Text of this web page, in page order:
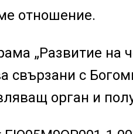
отношение.
„Развитие на
свързани с
орган и